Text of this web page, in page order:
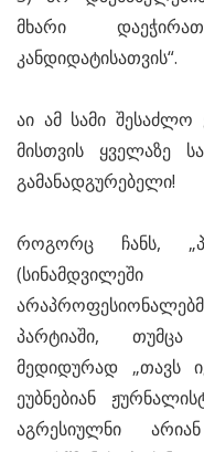
მხარი
კანდიდატისათვის“.
აი ამ სამი შესაძლო
მისთვის ყველაზე
გამანადგურებელი!
როგორც ჩანს,
პარტიაში, თუმცა
მედიდურად „თავს
ეუბნებიან
აგრესიულნი